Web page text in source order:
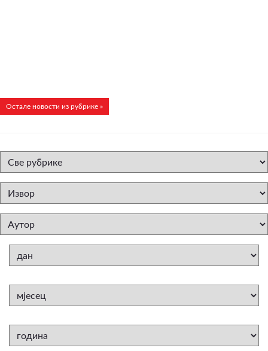
Остале новости из рубрике »